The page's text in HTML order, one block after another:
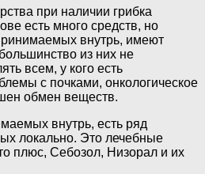
при наличии грибка
есть много средств, но
внутрь, имеют
из них не
всем, у кого есть
с почками, онкологическое
обмен веществ.
внутрь, есть ряд
локально. Это лечебные
плюс, Себозол, Низорал и их